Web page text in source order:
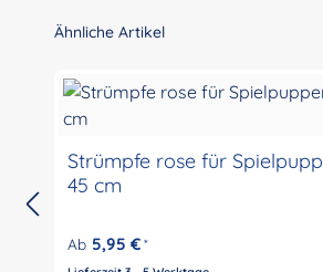
Produktgalerie überspringen
Ähnliche Artikel
Strümpfe rose für
45 cm
Ab 5,95 € *